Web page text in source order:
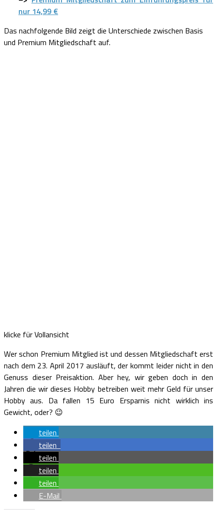
nur 14,99 €
Das nachfolgende Bild zeigt die Unterschiede zwischen Basis
und Premium Mitgliedschaft auf.
klicke für Vollansicht
Wer schon Premium Mitglied ist und dessen Mitgliedschaft erst
nach dem 23. April 2017 ausläuft, der kommt leider nicht in den
Genuss dieser Preisaktion. Aber hey, wir geben doch in den
Jahren die wir dieses Hobby betreiben weit mehr Geld für unser
Hobby aus. Da fallen 15 Euro Ersparnis nicht wirklich ins
Gewicht, oder? 😉
teilen
teilen
teilen
teilen
teilen
E-Mail